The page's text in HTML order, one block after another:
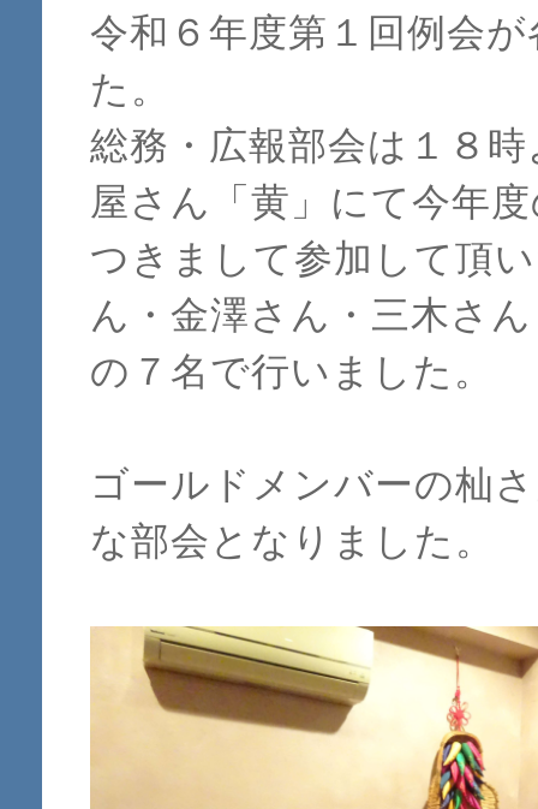
令和６年度第１回例会
た。
総務・広報部会は１８
屋さん「黄」にて今年
つきまして参加して頂
ん・金澤さん・三木さ
の７名で行いました。
ゴールドメンバーの杣
な部会となりました。